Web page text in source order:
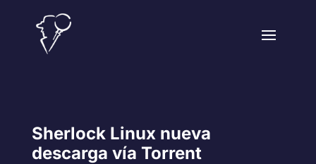
Sherlock Linux nueva
descarga vía Torrent